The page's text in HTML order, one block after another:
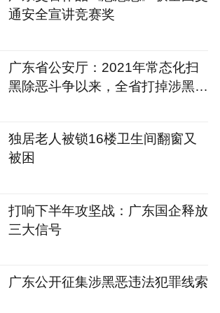
通安全宣讲竞赛奖
广东省公安厅：2021年常态化扫
黑除恶斗争以来，全省打掉涉黑组
独居老人被锁16楼卫生间翻窗又
被困
打响下半年攻坚战：广东国企释放
三大信号
广东公开征集涉黑恶违法犯罪线索